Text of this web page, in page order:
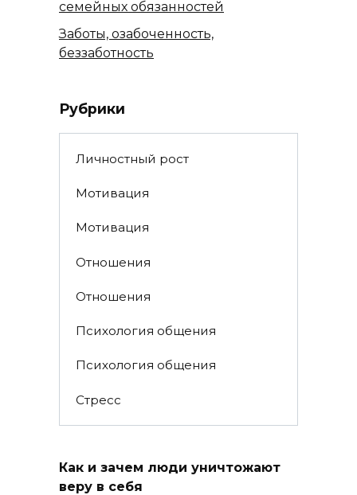
семейных обязанностей
Заботы, озабоченность,
беззаботность
Рубрики
Личностный рост
Мотивация
Мотивация
Отношения
Отношения
Психология общения
Психология общения
Стресс
Как и зачем люди уничтожают
веру в себя